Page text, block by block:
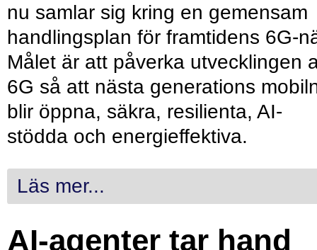
nu samlar sig kring en gemensam
handlingsplan för framtidens 6G-
Målet är att påverka utvecklingen
6G så att nästa generations
blir öppna, säkra, resilienta, AI-
stödda och energieffektiva.
Läs mer...
AI-agenter tar hand